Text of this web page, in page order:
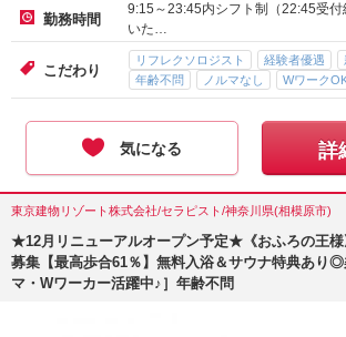
勤務時間
9:15～23:45内シフト制（22:45受付終了） ＊週2
いた…
こだわり
リフレクソロジスト 経験者優遇
年齢不問
ノルマなし Wワーク
気になる 詳
東京建物リゾート株式会社/セラピスト/神奈川県(相模原市)
★12月リニューアルオープン予定★《おふろの王様
募集【最高歩合61％】無料入浴＆サウナ特典あり
マ・Wワーカー活躍中♪］年齢不問